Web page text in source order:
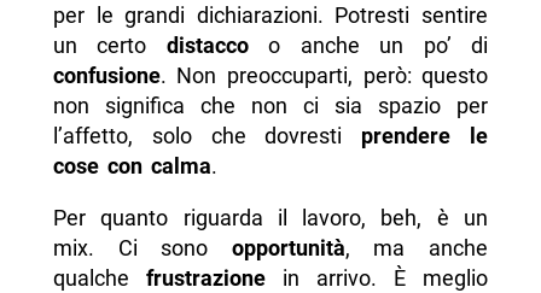
per le grandi dichiarazioni. Potresti sentire
un certo distaccoo anche un po’ di
confusione. Non preoccuparti, però: questo
non significa che non ci sia spazio per
l’affetto, solo che dovresti prendere le
cose con calma.
Per quanto riguarda il lavoro, beh, è un
mix. Ci sono opportunità, ma anche
qualche frustrazionein arrivo. È meglio